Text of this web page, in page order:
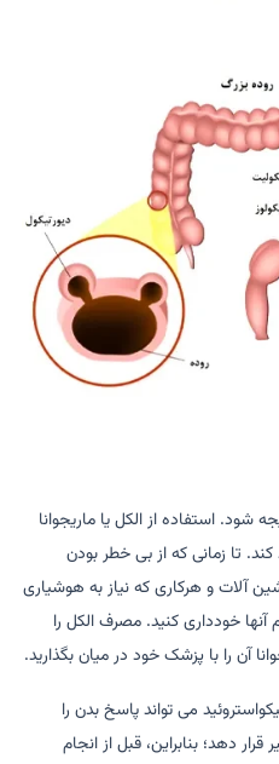
استفاده از الکل یا ماریجوانا
تا زمانی که از بی خطر بودن
آلات و هرکاری که نیاز به هوشیاری
آنها خودداری کنید. مصرف الکل را
آن را با پزشک خود در میان بگذارید.
می تواند پاسخ بدن را
دهد؛ بنابراین، قبل از انجام